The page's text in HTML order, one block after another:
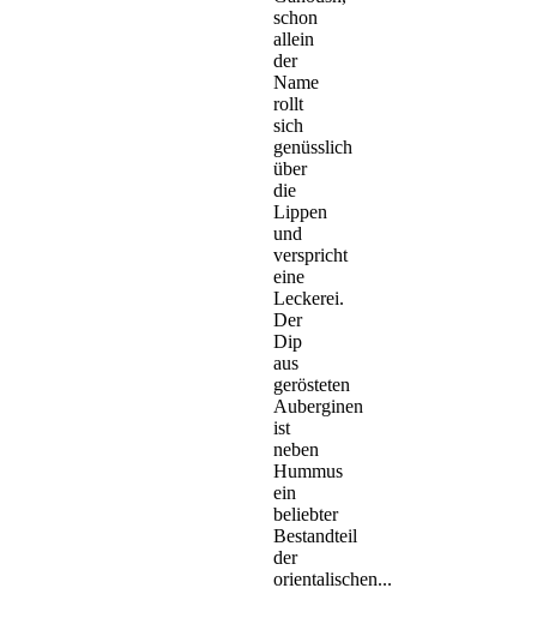
schon
allein
der
Name
rollt
sich
genüsslich
über
die
Lippen
und
verspricht
eine
Leckerei.
Der
Dip
aus
gerösteten
Auberginen
ist
neben
Hummus
ein
beliebter
Bestandteil
der
orientalischen...